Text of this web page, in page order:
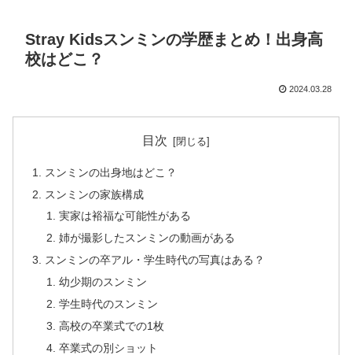
Stray Kidsスンミンの学歴まとめ！出身高
校はどこ？
2024.03.28
目次
スンミンの出身地はどこ？
スンミンの家族構成
実家は裕福な可能性がある
姉が撮影したスンミンの動画がある
スンミンの卒アル・学生時代の写真はある？
幼少期のスンミン
学生時代のスンミン
高校の卒業式での1枚
卒業式の別ショット